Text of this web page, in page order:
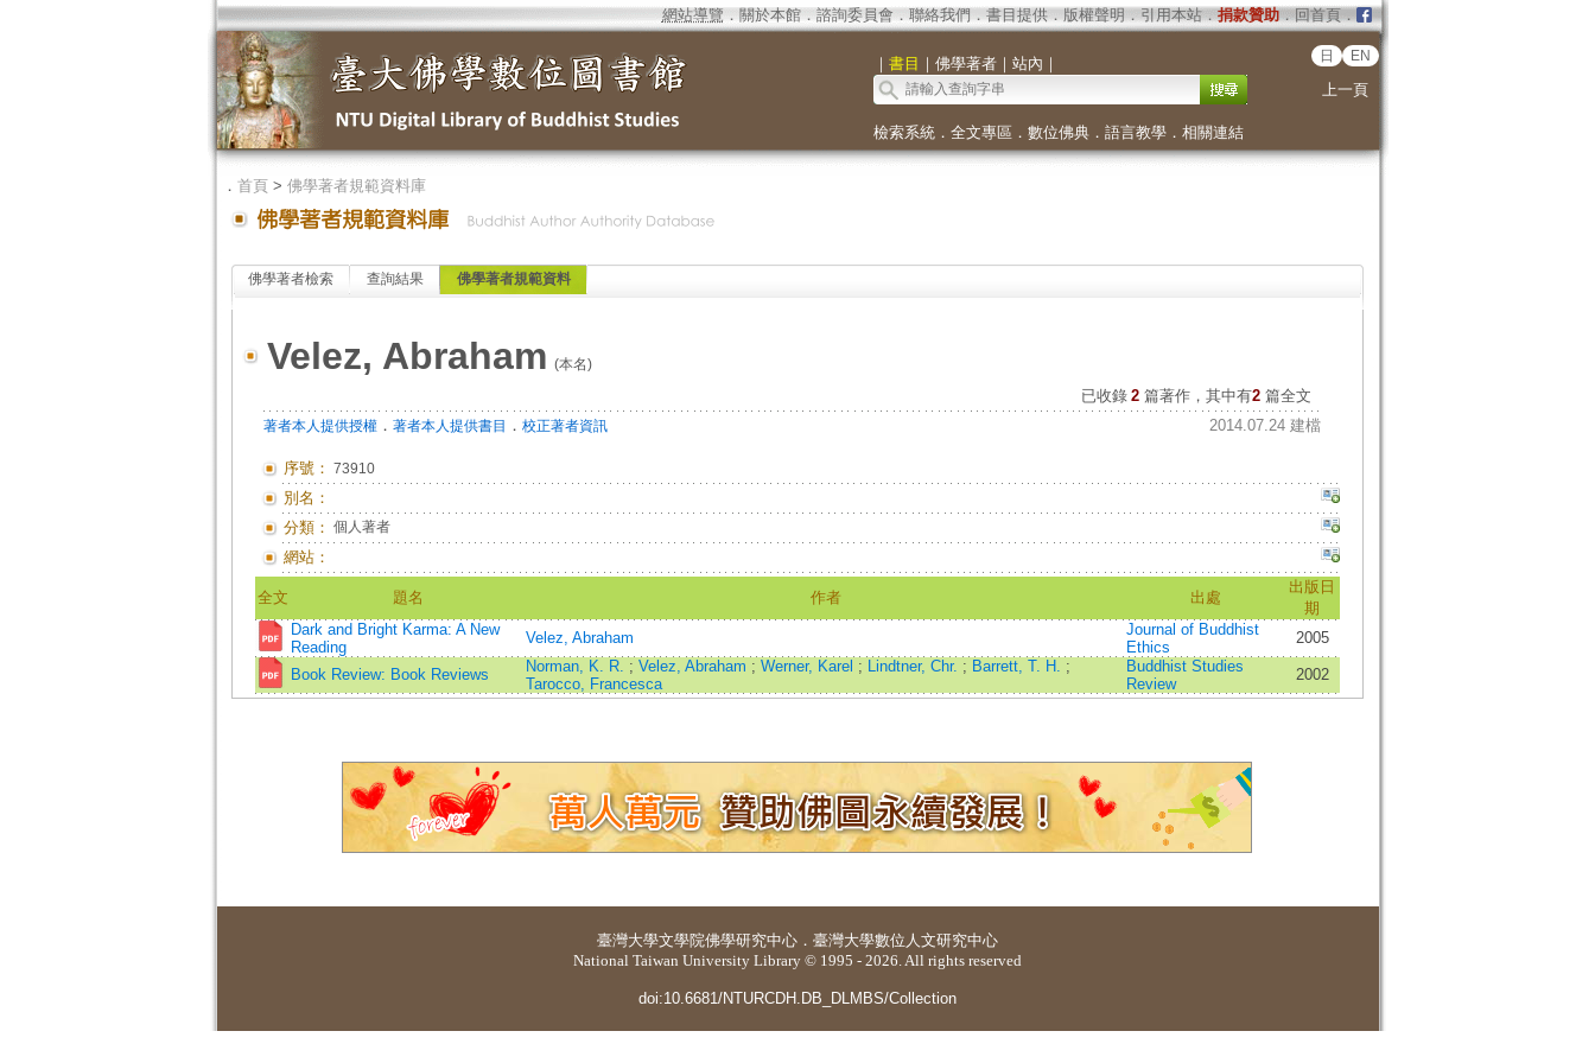
網站導覽 ． 關於本館． 諮詢委員會． 聯絡我們 ． 書目提供． 版權聲明 ． 引用本站． 捐款贊助．回首頁．
｜ 書目 ｜ 佛學著者｜ 站內 ｜ 日 EN
上一頁
檢索系統． 全文專區 ． 數位佛典． 語言教學． 相關連結
． 首頁> 佛學著者規範資料庫
佛學著者檢索 查詢結果 佛學著者規範資料
Velez, Abraham (本名)
已收錄 2 篇著作，其中有2篇全文
著者本人提供授權． 著者本人提供書目 ． 校正著者資訊 2014.07.24 建檔
序號： 73910
別名：
分類： 個人著者
網站：
全文 題名 作者 出處
出版日
期
Dark and Bright Karma: A New
Reading
Velez, Abraham
Journal of Buddhist
Ethics
2005
Book Review: Book Reviews Norman, K. R. ; Velez, Abraham ; Werner, Karel ; Lindtner, Chr. ; Barrett, T. H. ;
Tarocco, Francesca
Buddhist Studies
Review
2002
臺灣大學文學院佛學研究中心 ． 臺灣大學數位人文研究中心
National Taiwan University Library © 1995 - 2026. All rights reserved
doi:10.6681/NTURCDH.DB_DLMBS/Collection